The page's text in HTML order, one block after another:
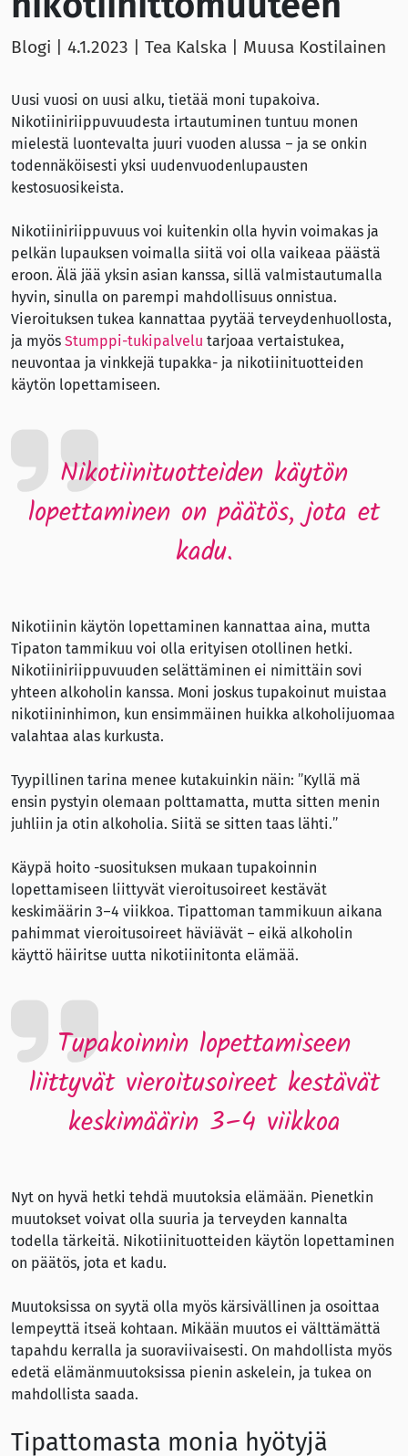
Blogi | 4.1.2023 | Tea Kalska | Muusa Kostilainen
Uusi vuosi on uusi alku, tietää moni tupakoiva.
Nikotiiniriippuvuudesta irtautuminen tuntuu monen
mielestä luontevalta juuri vuoden alussa – ja se onkin
todennäköisesti yksi uudenvuodenlupausten
kestosuosikeista.
Nikotiiniriippuvuus voi kuitenkin olla hyvin voimakas ja
pelkän lupauksen voimalla siitä voi olla vaikeaa päästä
eroon. Älä jää yksin asian kanssa, sillä valmistautumalla
hyvin, sinulla on parempi mahdollisuus onnistua.
Vieroituksen tukea kannattaa pyytää terveydenhuollosta,
ja myös Stumppi-tukipalvelu tarjoaa vertaistukea,
neuvontaa ja vinkkejä tupakka- ja nikotiinituotteiden
käytön lopettamiseen.
Nikotiinituotteiden käytön
lopettaminen on päätös, jota et
kadu.
Nikotiinin käytön lopettaminen kannattaa aina, mutta
Tipaton tammikuu voi olla erityisen otollinen hetki.
Nikotiiniriippuvuuden selättäminen ei nimittäin sovi
yhteen alkoholin kanssa. Moni joskus tupakoinut muistaa
nikotiininhimon, kun ensimmäinen huikka alkoholijuomaa
valahtaa alas kurkusta.
Tyypillinen tarina menee kutakuinkin näin: ”Kyllä mä
ensin pystyin olemaan polttamatta, mutta sitten menin
juhliin ja otin alkoholia. Siitä se sitten taas lähti.”
Käypä hoito -suosituksen mukaan tupakoinnin
lopettamiseen liittyvät vieroitusoireet kestävät
keskimäärin 3–4 viikkoa. Tipattoman tammikuun aikana
pahimmat vieroitusoireet häviävät – eikä alkoholin
käyttö häiritse uutta nikotiinitonta elämää.
Tupakoinnin lopettamiseen
liittyvät vieroitusoireet kestävät
keskimäärin 3–4 viikkoa
Nyt on hyvä hetki tehdä muutoksia elämään. Pienetkin
muutokset voivat olla suuria ja terveyden kannalta
todella tärkeitä. Nikotiinituotteiden käytön lopettaminen
on päätös, jota et kadu.
Muutoksissa on syytä olla myös kärsivällinen ja osoittaa
lempeyttä itseä kohtaan. Mikään muutos ei välttämättä
tapahdu kerralla ja suoraviivaisesti. On mahdollista myös
edetä elämänmuutoksissa pienin askelein, ja tukea on
mahdollista saada.
Tipattomasta monia hyötyjä